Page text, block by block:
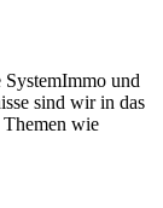
und
sind wir in das
Themen wie